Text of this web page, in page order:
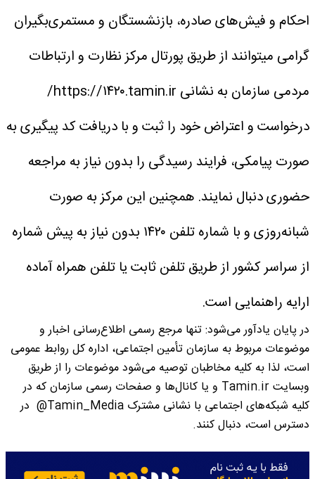
احکام و فیش‌های صادره، بازنشستگان و مستمری‌بگیران
گرامی میتوانند از طریق پورتال مرکز نظارت و ارتباطات
مردمی سازمان به نشانی https://۱۴۲۰.tamin.ir/
درخواست و اعتراض خود را ثبت و با دریافت کد پیگیری به
صورت پیامکی، فرایند رسیدگی را بدون نیاز به مراجعه
حضوری دنبال نمایند. همچنین این مرکز به صورت
شبانه‌روزی و با شماره تلفن ۱۴۲۰ بدون نیاز به پیش شماره
از سراسر کشور از طریق تلفن ثابت یا تلفن همراه آماده
ارایه راهنمایی است.
در پایان یادآور می‌شود: تنها مرجع رسمی اطلاع‌رسانی اخبار و
موضوعات مربوط به سازمان تأمین اجتماعی، اداره کل روابط عمومی
است، لذا به کلیه مخاطبان توصیه می‌شود موضوعات را از طریق
وبسایت Tamin.ir و یا کانال‌ها و صفحات رسمی سازمان که در
کلیه شبکه‌های اجتماعی با نشانی مشترک Tamin_Media@ در
دسترس است، دنبال کنند.